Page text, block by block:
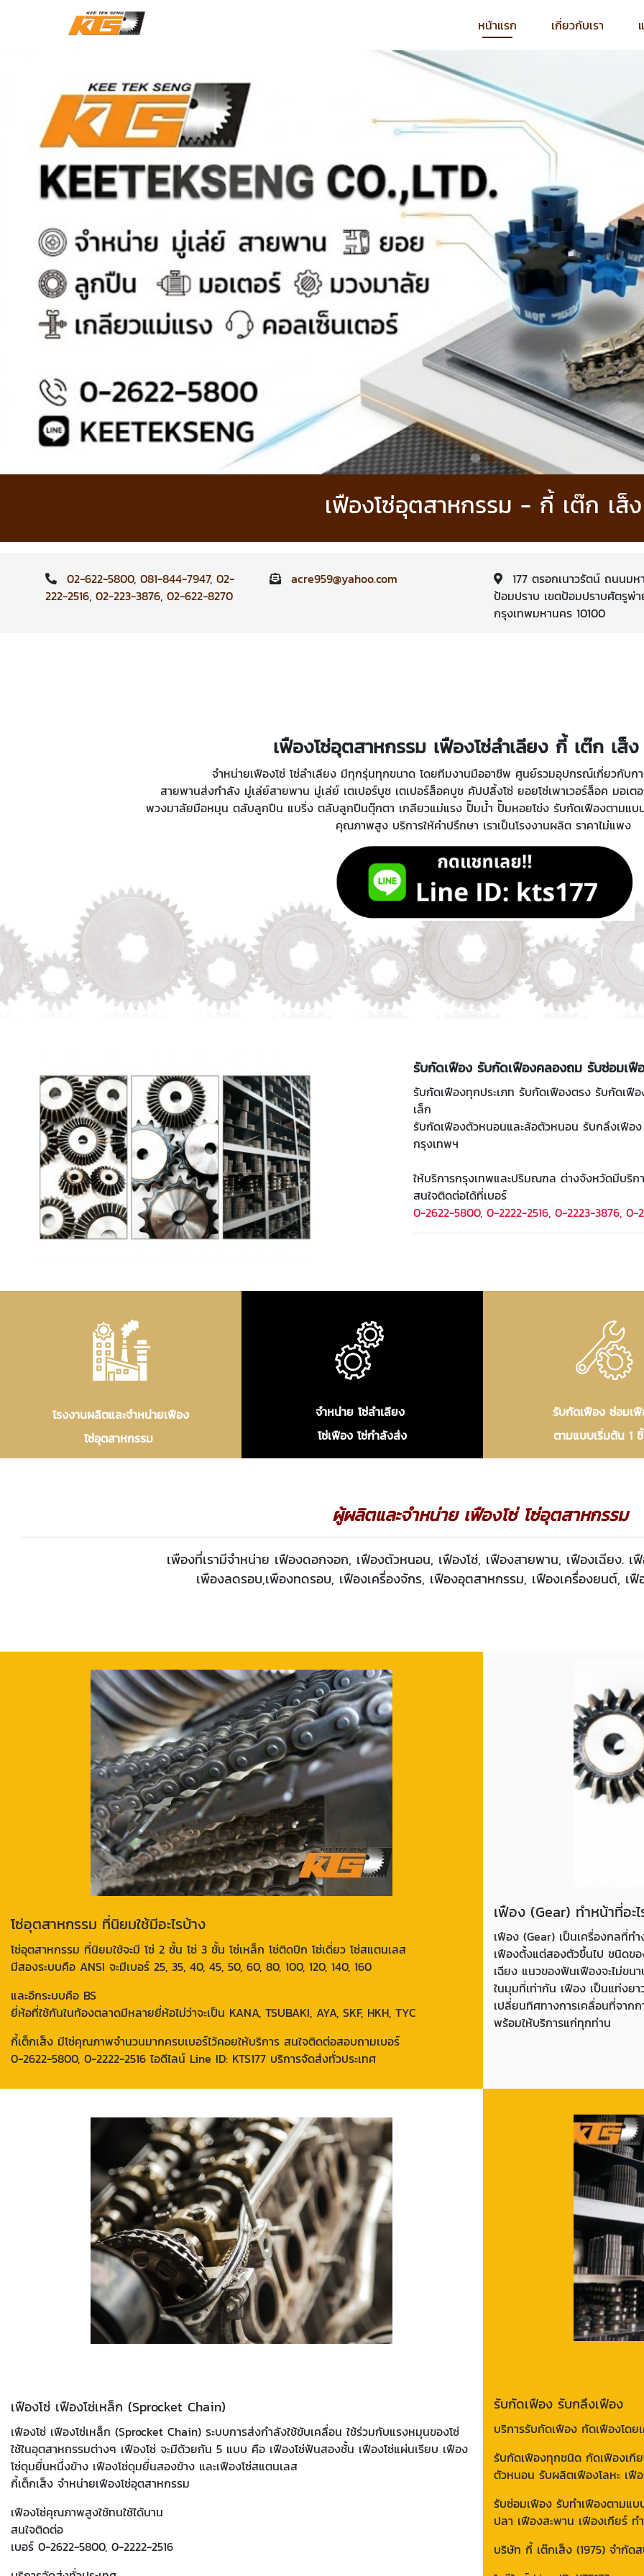
หน้าแรก เกี่ยวกับเรา
เฟืองโซ่อุตสาหกรรม - กี้ เต๊ก เส็ง
02-622-5800, 081-844-7947, 02-
222-2516, 02-223-3876, 02-622-8270
acre959@yahoo.com
177 ตรอกเนาวรัตน์ ถนนม
ป้อมปราบ เขตป้อมปราบศัตรูพ่
กรุงเทพมหานคร 10100
เฟืองโซ่อุตสาหกรรม เฟืองโซ่ลำเลียง กี้ เต๊ก เส็ง
จำหน่ายเฟืองโซ่ โซ่ลำเลียง มีทุกรุ่นทุกขนาด โดยทีมงานมืออาชีพ ศูนย์รวมอุปกรณ์เกี่ยวกับ
สายพานส่งกำลัง มู่เล่ย์สายพาน มู่เล่ย์ เตเปอร์บูช เตเปอร์ล็อคบูช คัปปลิ้งโซ่ ยอยโซ่เพาเวอร์ล็อค มอเ
พวงมาลัยมือหมุน ตลับลูกปืน แบริ่ง ตลับลูกปืนตุ๊กตา เกลียวแม่แรง ปั๊มน้ำ ปั๊มหอยโข่ง รับกัดเฟืองตามแ
คุณภาพสูง บริการให้คำปรึกษา เราเป็นโรงงานผลิต ราคาไม่แพง
รับกัดเฟือง รับกัดเฟืองคลองถม รับซ่อมเฟื
รับกัดเฟืองทุกประเภท รับกัดเฟืองตรง รับกัดเ
เล็ก
รับกัดเฟืองตัวหนอนและล้อตัวหนอน รับกลึงเฟือ
กรุงเทพฯ
ให้บริการกรุงเทพและปริมณฑล ต่างจังหวัดมีบริก
สนใจติดต่อได้ที่เบอร์
0-2622-5800, 0-2222-2516, 0-2223-3876,
โรงงานผลิตและจำหน่ายเฟือง
โซ่อุตสาหกรรม
จำหน่าย โซ่ลำเลียง
โซ่เฟือง โซ่กำลังส่ง
รับกัดเฟือง ซ่อมเ
ตามแบบเริ่มต้น 1
ผู้ผลิตและจำหน่าย เฟืองโซ่ โซ่อุตสาหกรรม
เพืองที่เรามีจำหน่าย เฟืองดอกจอก, เฟืองตัวหนอน, เฟืองโซ่, เฟืองสายพาน, เฟืองเฉียง.
เพืองลดรอบ,เพืองทดรอบ, เฟืองเครื่องจักร, เฟืองอุตสาหกรรม, เฟืองเครื่องยนต์, เ
โซ่อุตสาหกรรม ที่นิยมใช้มีอะไรบ้าง
โซ่อุตสาหกรรม ที่นิยมใช้จะมี โซ่ 2 ชั้น โซ่ 3 ชั้น โซ่เหล็ก โซ่ติดปีก โซ่เดี่ยว โซ่สแตนเลส
มีสองระบบคือ ANSI จะมีเบอร์ 25, 35, 40, 45, 50, 60, 80, 100, 120, 140, 160
และอีกระบบคือ BS
ยี่ห้อที่ใช้กันในท้องตลาดมีหลายยี่ห้อไม่ว่าจะเป็น KANA, TSUBAKI, AYA, SKF, HKH, TYC
กี้เต็กเส็ง มีโซ่คุณภาพจำนวนมากครบเบอร์ไว้คอยให้บริการ สนใจติดต่อสอบถามเบอร์
0-2622-5800, 0-2222-2516 ไอดีไลน์ Line ID: KTS177 บริการจัดส่งทั่วประเทศ
เฟือง (Gear) ทำหน้าที่อะไ
เฟือง (Gear) เป็นเครื่องกลที่ท
เฟืองตั้งแต่สองตัวขึ้นไป ชนิดข
เฉียง แนวของฟันเฟืองจะไม่ขน
ในมุมที่เท่ากัน เฟือง เป็นแท่งย
เปลี่ยนทิศทางการเคลื่อนที่จาก
พร้อมให้บริการแก่ทุกท่าน
เฟืองโซ่ เฟืองโซ่เหล็ก (Sprocket Chain)
เฟืองโซ่ เฟืองโซ่เหล็ก (Sprocket Chain) ระบบการส่งกำลังใช้ขับเคลื่อน ใช้ร่วมกับแรงหมุนของโซ่
ใช้ในอุตสาหกรรมต่างๆ เฟืองโซ่ จะมีด้วยกัน 5 แบบ คือ เฟืองโซ่ฟันสองชั้น เฟืองโซ่แผ่นเรียบ เฟือง
โซ่ดุมยื่นหนึ่งข้าง เฟืองโซ่ดุมยื่นสองข้าง และเฟืองโซ่สแตนเลส
กี้เต็กเส็ง จำหน่ายเฟืองโซ่อุตสาหกรรม
เฟืองโซ่คุณภาพสูงใช้ทนใช้ได้นาน
สนใจติดต่อ
เบอร์ 0-2622-5800, 0-2222-2516
รับกัดเฟือง รับกลึงเฟือง
บริการรับกัดเฟือง กัดเฟืองโด
รับกัดเฟืองทุกชนิด กัดเฟืองเกี
ตัวหนอน รับผลิตเฟืองโลหะ เฟื
รับซ่อมเฟือง รับทำเฟืองตามแบ
ปลา เฟืองสะพาน เฟืองเกียร์
บริษัท กี้ เต๊กเส็ง (1975) จำกัด